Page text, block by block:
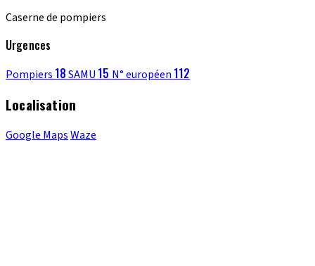
Caserne de pompiers
Urgences
Pompiers 18SAMU 15 N° européen 112
Localisation
Google MapsWaze